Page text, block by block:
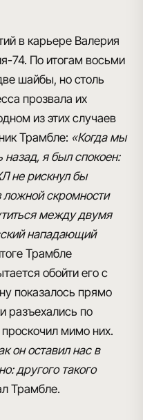
в карьере Валерия
74. По итогам восьми
шайбы, но столь
прозвала их
из этих случаев
Трамбле: «Когда мы
назад, я был спокоен:
не рискнул бы
скромности
между двумя
нападающий
Трамбле
обойти его с
показалось прямо
разъехались по
мимо них.
он оставил нас в
другого такого
Трамбле.